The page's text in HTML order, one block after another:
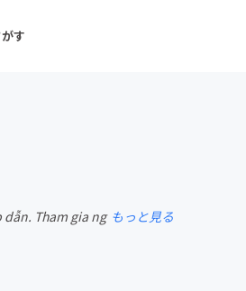
す
ォーマンス
dẫn. Tham gia ng もっと見る